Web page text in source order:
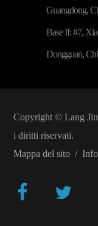
Guangdong,
Base II: #7,
Dongguan,
Copyright © Lang
i diritti riservati.
Mappa del sito/